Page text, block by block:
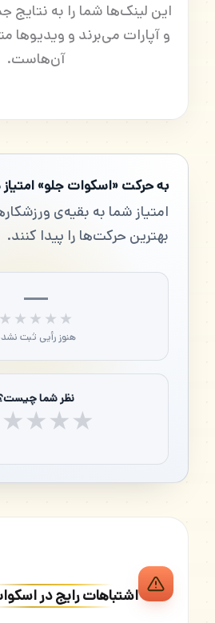
این لینک‌ها شما را به
و آپارات می‌برند و ویدیوها
آن‌هاست.
به حرکت «اسکوات جلو»
امتیاز شما به بقیه‌ی
بهترین حرکت‌ها را پیدا کنند.
—
★★★★★
هنوز رأیی ثبت
نظر شما
★★★★
اشتباهات رایج در